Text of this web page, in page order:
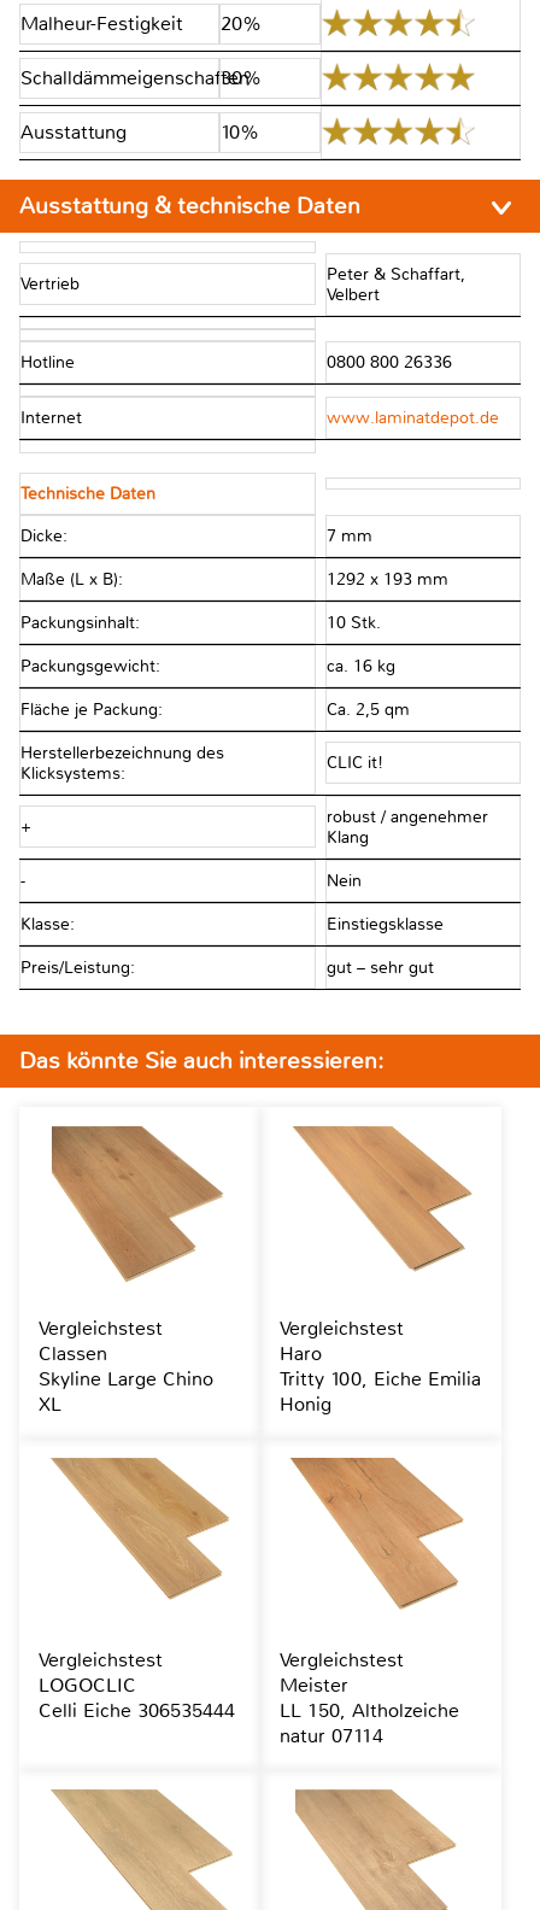
Malheur-Festigkeit 20%
Schalldämmeigenschaften
30%
Ausstattung 10%
Ausstattung & technische Daten
Vertrieb
Peter & Schaffart,
Velbert
Hotline 0800 800 26336
Internet www.laminatdepot.de
Technische Daten
Dicke: 7 mm
Maße (L x B): 1292 x 193 mm
Packungsinhalt: 10 Stk.
Packungsgewicht: ca. 16 kg
Fläche je Packung: Ca. 2,5 qm
Herstellerbezeichnung des
Klicksystems:
CLIC it!
+
robust / angenehmer
Klang
- Nein
Klasse: Einstiegsklasse
Preis/Leistung: gut – sehr gut
Das könnte Sie auch interessieren:
Vergleichstest
Classen
Skyline Large Chino
XL
Vergleichstest
Haro
Tritty 100, Eiche Emilia
Honig
Vergleichstest
LOGOCLIC
Celli Eiche 306535444
Vergleichstest
Meister
LL 150, Altholzeiche
natur 07114